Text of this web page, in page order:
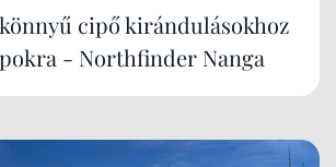
cipő kirándulásokhoz
- Northfinder Nanga